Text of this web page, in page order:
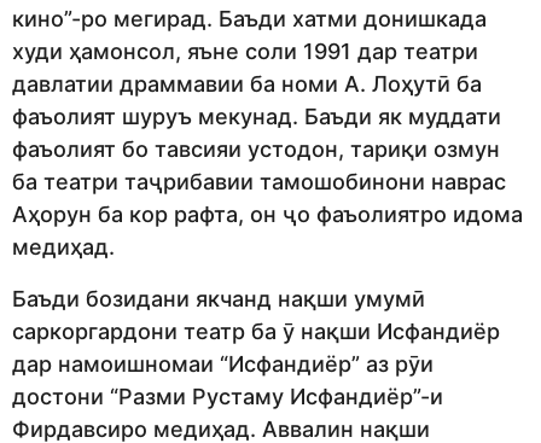
кино”-ро мегирад. Баъди хатми донишкада
худи ҳамонсол, яъне соли 1991 дар театри
давлатии драммавии ба номи А. Лоҳутӣ ба
фаъолият шуруъ мекунад. Баъди як муддати
фаъолият бо тавсияи устодон, тариқи озмун
ба театри таҷрибавии тамошобинони наврас
Аҳорун ба кор рафта, он ҷо фаъолиятро идома
медиҳад.
Баъди бозидани якчанд нақши умумӣ
саркоргардони театр ба ӯ нақши Исфандиёр
дар намоишномаи “Исфандиёр” аз рӯи
достони “Разми Рустаму Исфандиёр”-и
Фирдавсиро медиҳад. Аввалин нақши